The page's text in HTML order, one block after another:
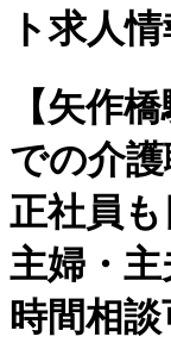
ト求人
【矢作
での介護
正社員
主婦・
時間相談